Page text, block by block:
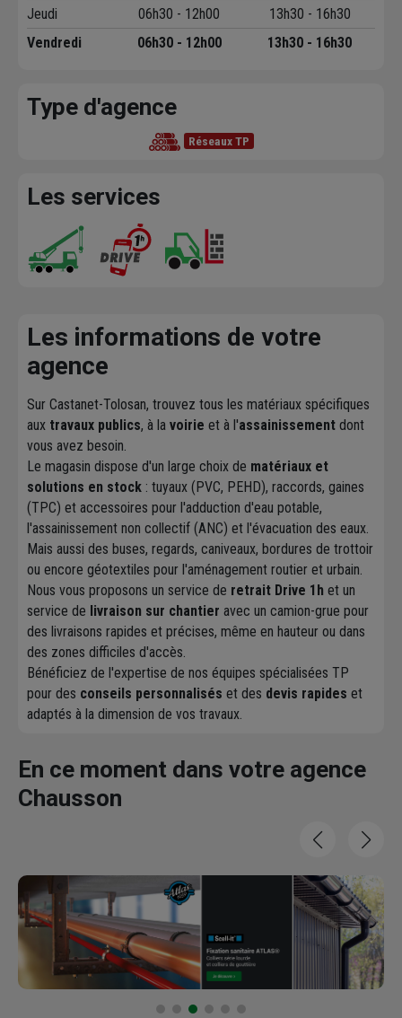
Jeudi
06h30 - 12h00
13h30 - 16h30
Vendredi
06h30 - 12h00 13h30 - 16h30
Type d'agence
Réseaux TP
Les services
Les informations de votre
agence
Sur Castanet-Tolosan, trouvez tous les matériaux spécifiques
aux travaux publics, à la voirie et à l'assainissement dont
vous avez besoin.
Le magasin dispose d'un large choix de matériaux et
solutions en stock : tuyaux (PVC, PEHD), raccords, gaines
(TPC) et accessoires pour l'adduction d'eau potable,
l'assainissement non collectif (ANC) et l'évacuation des eaux.
Mais aussi des buses, regards, caniveaux, bordures de trottoir
ou encore géotextiles pour l'aménagement routier et urbain.
Nous vous proposons un service de retrait Drive 1h et un
service de livraison sur chantier avec un camion-grue pour
des livraisons rapides et précises, même en hauteur ou dans
des zones difficiles d'accès.
Bénéficiez de l'expertise de nos équipes spécialisées TP
pour des conseils personnalisés et des devis rapides et
adaptés à la dimension de vos travaux.
En ce moment dans votre agence
Chausson